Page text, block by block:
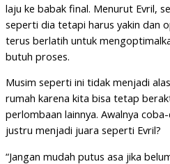
laju ke babak final. Menurut Evril,
seperti dia tetapi harus yakin dan
terus berlatih untuk
butuh proses.
Musim seperti ini tidak menjadi
rumah karena kita bisa tetap
perlombaan lainnya. Awalnya
justru menjadi juara seperti Evril?
“Jangan mudah putus asa jika